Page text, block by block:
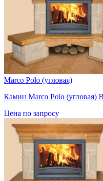
Marco Polo (угловая)
Камин Marco Polo (угловая)
Цена по запросу